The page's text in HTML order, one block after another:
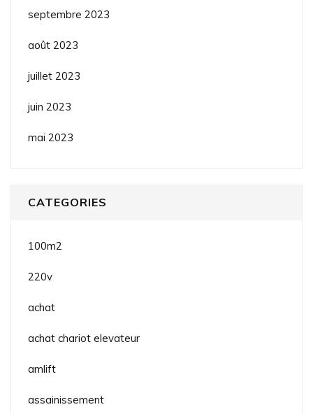
septembre 2023
août 2023
juillet 2023
juin 2023
mai 2023
CATEGORIES
100m2
220v
achat
achat chariot elevateur
amlift
assainissement